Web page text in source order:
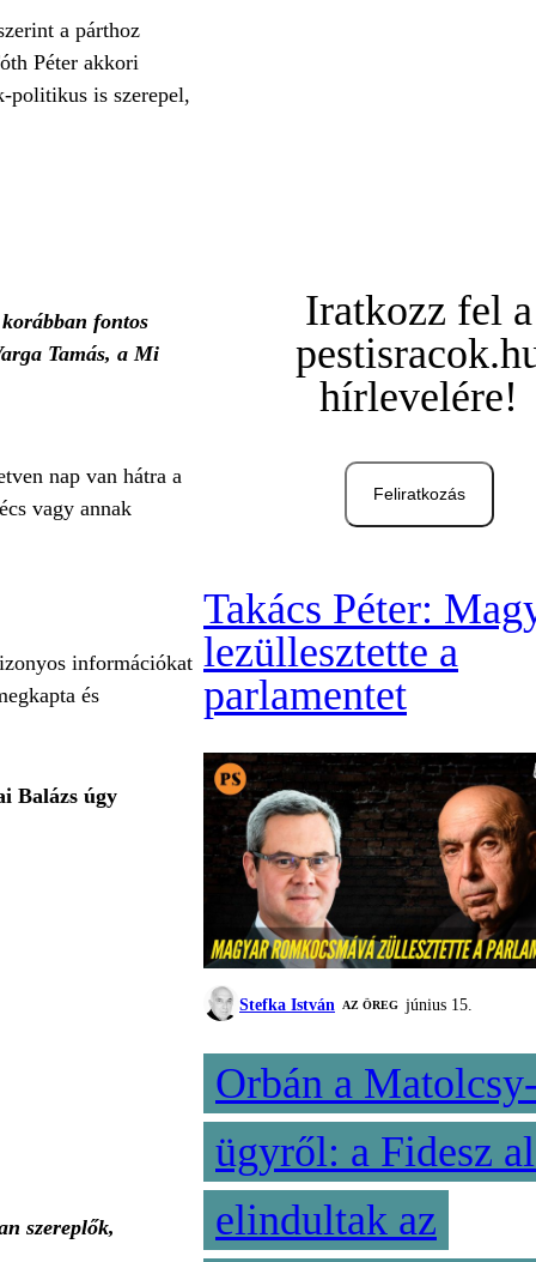
a párthoz
Péter akkori
politikus is szerepel,
fontos
Tamás, a Mi
nap van hátra a
vagy annak
információkat
és
Balázs úgy
szereplők,
Iratkozz fel a
hírlevelére!
Feliratkozás
Takács Péter:
lezüllesztette a
parlamentet
Stefka István AZ ÖREG június 15.
Orbán a
ügyről: a Fidesz
elindultak az